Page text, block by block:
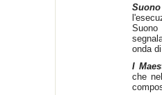
onda
I
che